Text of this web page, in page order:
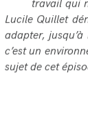
travail qui
Lucile Quillet
adapter,
c’est un
sujet de cet